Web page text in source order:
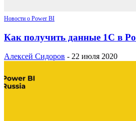
Новости о Power BI
Как получить данные 1С в
Алексей Сидоров - 22 июля 2020